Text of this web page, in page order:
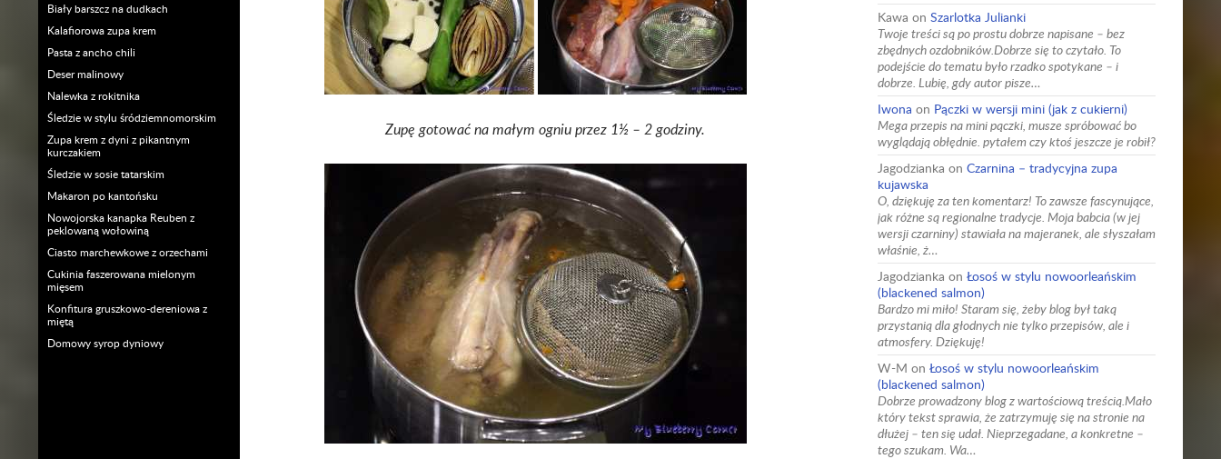
Zupę gotować na małym ogniu przez 1½ – 2 godziny.
Kawa on Szarlotka Julianki
Twoje treści są po prostu dobrze napisane – bez
zbędnych ozdobników.Dobrze się to czytało. To
podejście do tematu było rzadko spotykane – i
dobrze. Lubię, gdy autor pisze…
Iwona on Pączki w wersji mini (jak z cukierni)
Mega przepis na mini pączki, musze spróbować bo
wyglądają obłędnie. pytałem czy ktoś jeszcze je robił?
Jagodzianka on Czarnina – tradycyjna zupa
kujawska
O, dziękuję za ten komentarz! To zawsze fascynujące,
jak różne są regionalne tradycje. Moja babcia (w jej
wersji czarniny) stawiała na majeranek, ale słyszałam
właśnie, ż…
Jagodzianka on Łosoś w stylu nowoorleańskim
(blackened salmon)
Bardzo mi miło! Staram się, żeby blog był taką
przystanią dla głodnych nie tylko przepisów, ale i
atmosfery. Dziękuję!
W-M on Łosoś w stylu nowoorleańskim
(blackened salmon)
Dobrze prowadzony blog z wartościową treścią.Mało
który tekst sprawia, że zatrzymuję się na stronie na
dłużej – ten się udał. Nieprzegadane, a konkretne –
tego szukam. Wa…
Biały barszcz na dudkach
Kalafiorowa zupa krem
Pasta z ancho chili
Deser malinowy
Nalewka z rokitnika
Śledzie w stylu śródziemnomorskim
Zupa krem z dyni z pikantnym
kurczakiem
Śledzie w sosie tatarskim
Makaron po kantońsku
Nowojorska kanapka Reuben z
peklowaną wołowiną
Ciasto marchewkowe z orzechami
Cukinia faszerowana mielonym
mięsem
Konfitura gruszkowo-dereniowa z
miętą
Domowy syrop dyniowy